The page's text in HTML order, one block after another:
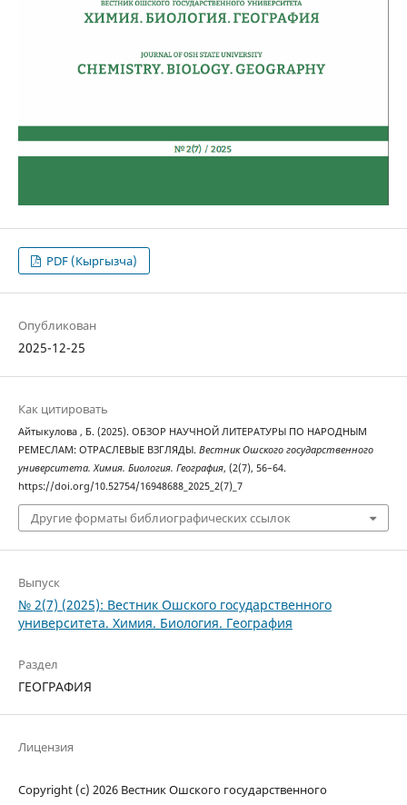
PDF (Кыргызча)
Опубликован
2025-12-25
Как цитировать
Айтыкулова , Б. (2025). ОБЗОР НАУЧНОЙ ЛИТЕРАТУРЫ ПО НАРОДНЫМ
РЕМЕСЛАМ: ОТРАСЛЕВЫЕ ВЗГЛЯДЫ. Вестник Ошского государственного
университета. Химия. Биология. География, (2(7), 56–64.
https://doi.org/10.52754/16948688_2025_2(7)_7
Другие форматы библиографических ссылок
Выпуск
№ 2(7) (2025): Вестник Ошского государственного
университета. Химия. Биология. География
Раздел
ГЕОГРАФИЯ
Лицензия
Copyright (c) 2026 Вестник Ошского государственного